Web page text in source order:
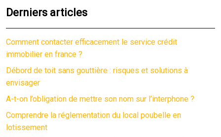
Derniers articles
Comment contacter efficacement le service crédit
immobilier en france ?
Débord de toit sans gouttière : risques et solutions à
envisager
A-t-on l’obligation de mettre son nom sur l’interphone ?
Comprendre la réglementation du local poubelle en
lotissement